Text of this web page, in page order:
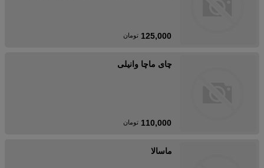
125,000 تومان
چای ماچا وانیلی
110,000 تومان
ماسالا